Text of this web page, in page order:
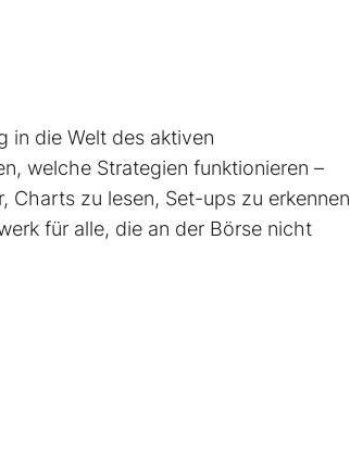
in die Welt des aktiven
welche Strategien funktionieren –
Charts zu lesen, Set-ups zu erkennen
für alle, die an der Börse nicht